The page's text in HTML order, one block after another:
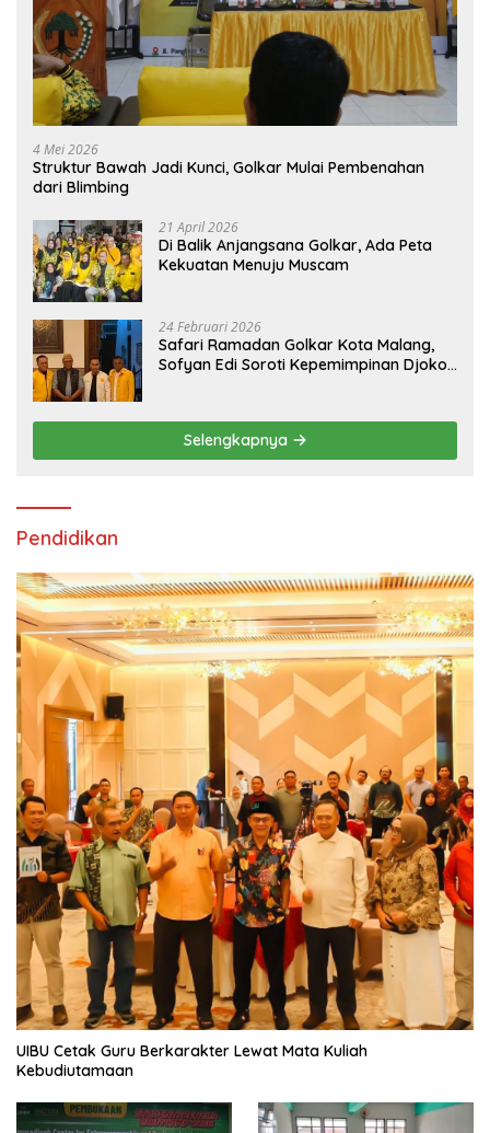
4 Mei 2026
Struktur Bawah Jadi Kunci, Golkar Mulai Pembenahan
dari Blimbing
21 April 2026
Di Balik Anjangsana Golkar, Ada Peta
Kekuatan Menuju Muscam
24 Februari 2026
Safari Ramadan Golkar Kota Malang,
Sofyan Edi Soroti Kepemimpinan Djoko
Selengkapnya
Pendidikan
UIBU Cetak Guru Berkarakter Lewat Mata Kuliah
Kebudiutamaan